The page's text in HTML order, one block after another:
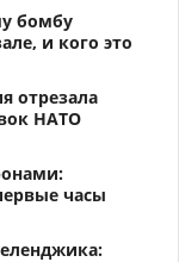
бомбу
и кого это
отрезала
НАТО
часы